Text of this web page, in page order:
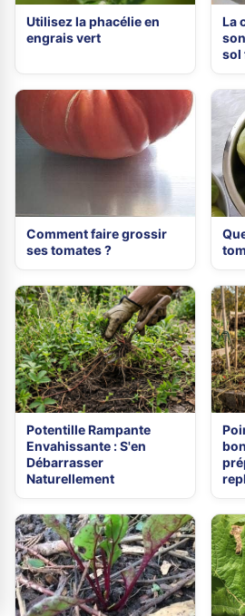
Utilisez la phacélie en
engrais vert
La
sol
Comment faire grossir
ses tomates ?
Potentille Rampante
Envahissante : S'en
Débarrasser
Naturellement